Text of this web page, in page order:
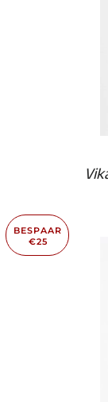
BESPAAR
€25